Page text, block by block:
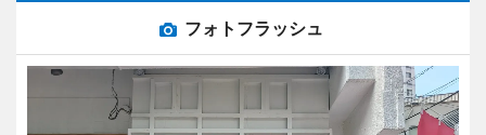
フォトフラッシュ